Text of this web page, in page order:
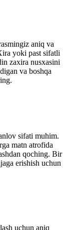
aniq va
yoki past sifatli
zaxira nusxasini
va boshqa
sifati muhim.
matn atrofida
qoching. Bir
erishish uchun
uchun aniq